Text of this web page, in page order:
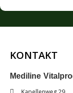
KONTAKT
Mediline